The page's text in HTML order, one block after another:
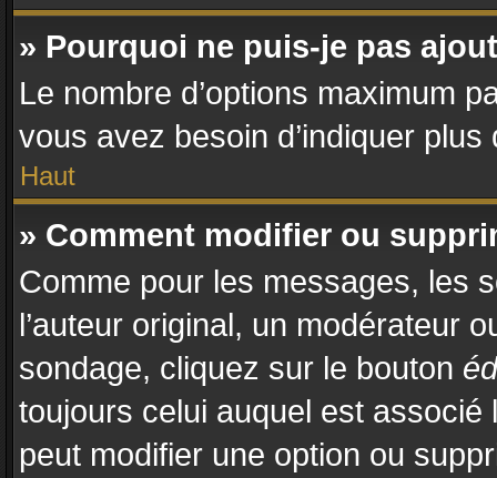
» Pourquoi ne puis-je pas
Le nombre d’options maximum
vous avez besoin d’indiquer plus
Haut
» Comment modifier ou
Comme pour les messages, les
l’auteur original, un modérateur
sondage, cliquez sur le bouton
toujours celui auquel est associé
peut modifier une option ou